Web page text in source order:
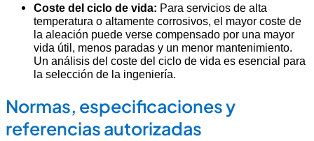
Coste del ciclo de vida: Para servicios de alta
temperatura o altamente corrosivos, el mayor coste de
la aleación puede verse compensado por una mayor
vida útil, menos paradas y un menor mantenimiento.
Un análisis del coste del ciclo de vida es esencial para
la selección de la ingeniería.
Normas, especificaciones y
referencias autorizadas